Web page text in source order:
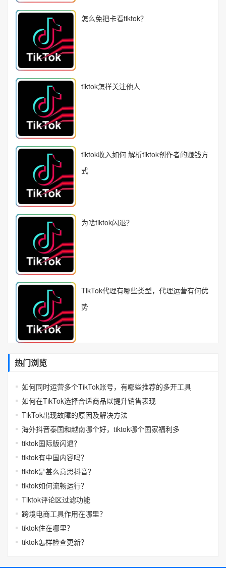
怎么免把卡看tiktok？
tiktok怎样关注他人
tiktok收入如何 解析tiktok创作者的赚钱方
式
为啥tiktok闪退？
TikTok代理有哪些类型，代理运营有何优
势
热门浏览
如何同时运营多个TikTok账号，有哪些推荐的多开工具
如何在TikTok选择合适商品以提升销售表现
TikTok出现故障的原因及解决方法
海外抖音泰国和越南哪个好，tiktok哪个国家福利多
tiktok国际版闪退？
tiktok有中国内容吗？
tiktok是甚么意思抖音？
tiktok如何流畅运行？
Tiktok评论区过滤功能
跨境电商工具作用在哪里？
tiktok住在哪里？
tiktok怎样检查更新？